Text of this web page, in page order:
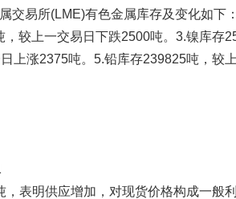
交易所(LME)有色金属库存及变化如下
，较上一交易日下跌2500吨。3.镍库存
上涨2375吨。5.铅库存239825吨，较
，表明供应增加，对现货价格构成一般